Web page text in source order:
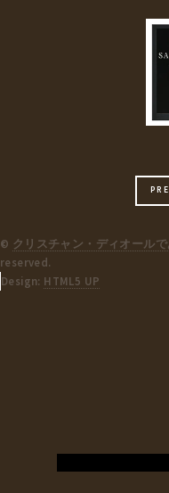
© クリスチャン・ディオール
reserved.
Design: HTML5 UP